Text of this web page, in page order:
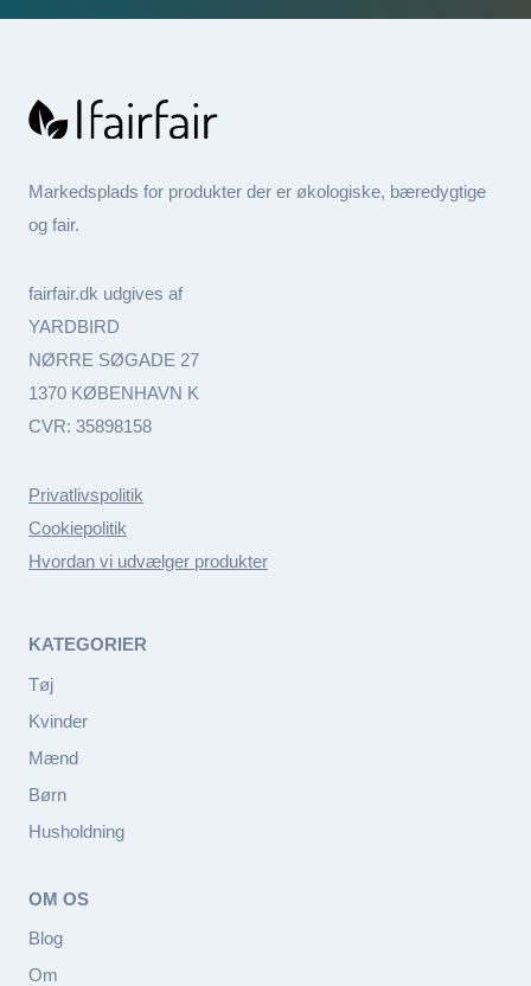
Markedsplads for produkter der er økologiske, bæredygtige
og fair.
fairfair.dk udgives af
YARDBIRD
NØRRE SØGADE 27
1370 KØBENHAVN K
CVR: 35898158
Privatlivspolitik
Cookiepolitik
Hvordan vi udvælger produkter
KATEGORIER
Tøj
Kvinder
Mænd
Børn
Husholdning
OM OS
Blog
Om